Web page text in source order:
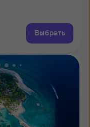
Выбрать